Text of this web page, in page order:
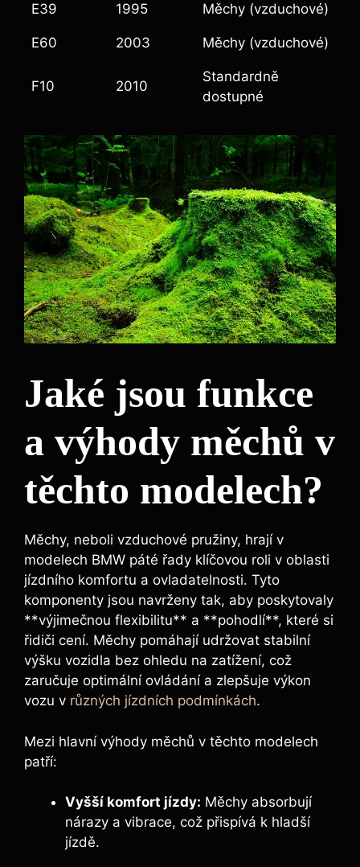
E39 1995 Měchy (vzduchové)
E60 2003 Měchy (vzduchové)
F10 2010
Standardně
dostupné
Jaké jsou funkce
‌a ⁤výhody měchů v
těchto modelech?
Měchy,⁤ neboli vzduchové pružiny, hrají v
modelech ⁣BMW páté řady klíčovou roli ​v oblasti
jízdního⁢ komfortu a ovladatelnosti. Tyto
komponenty jsou navrženy ‍tak, aby poskytovaly
**výjimečnou flexibilitu** a **pohodlí**, které si
řidiči cení. Měchy pomáhají udržovat stabilní
výšku vozidla bez ohledu na zatížení, což
zaručuje optimální ovládání a zlepšuje⁣ výkon
‍vozu v různých jízdních podmínkách.
Mezi ⁢hlavní výhody měchů v těchto modelech
patří:
Vyšší komfort jízdy: Měchy absorbují
nárazy a vibrace, což přispívá ​k hladší
jízdě.